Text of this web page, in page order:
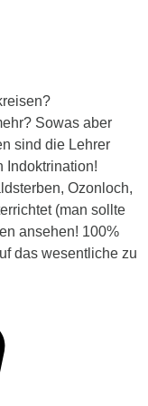
Sowas aber
sind die Lehrer
Indoktrination!
Ozonloch,
(man sollte
ansehen! 100%
das wesentliche zu